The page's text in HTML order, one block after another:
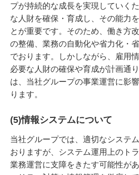
プが持続的な成長を実現していく
な人財を確保・育成し、その能力
とが重要です。そのため、働き方
の整備、業務の自動化や省力化・
でおります。しかしながら、雇用
必要な人財の確保や育成が計画通
は、当社グループの事業運営に影
ります。
(5)情報システムについて
当社グループでは、適切なシステ
おりますが、システム運用上のト
業務運営に支障をきたす可能性が